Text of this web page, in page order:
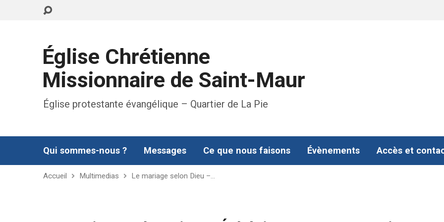
Église Chrétienne
Missionnaire de Saint-Maur
Église protestante évangélique – Quartier de La Pie
Qui sommes-nous ? Messages Ce que nous faisons Évènements Accès et
Accueil Multimedias Le mariage selon Dieu –…